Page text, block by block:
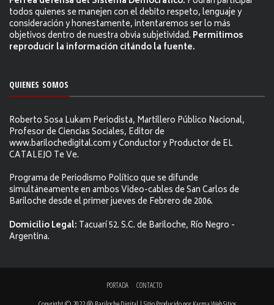
todos quienes se manejen con el debito respeto, lenguaje y
consideración y honestamente, intentaremos ser lo más
objetivos dentro de nuestra obvia subjetividad. Permitimos
reproducir la información citándo la fuente.
QUIENES SOMOS
Roberto Sosa Lukam Periodista, Martillero Público Nacional,
Profesor de Ciencias Sociales, Editor de
www.barilochedigital.com y Conductor y Productor de EL
CATALEJO Te Ve.
Programa de Periodismo Político que se difunde
simultáneamente en ambos Video-cables de San Carlos de
Bariloche desde el primer jueves de Febrero de 2006.
Domicilio Legal: Tacuarí 52. S.C. de Bariloche, Río Negro -
Argentina.
PORTADA CONTACTO